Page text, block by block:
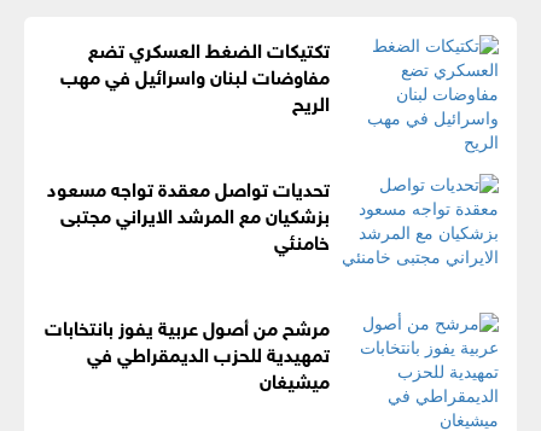
تكتيكات الضغط العسكري تضع
مفاوضات لبنان واسرائيل في مهب
الريح
تحديات تواصل معقدة تواجه مسعود
بزشكيان مع المرشد الايراني مجتبى
خامنئي
مرشح من أصول عربية يفوز بانتخابات
تمهيدية للحزب الديمقراطي في
ميشيغان